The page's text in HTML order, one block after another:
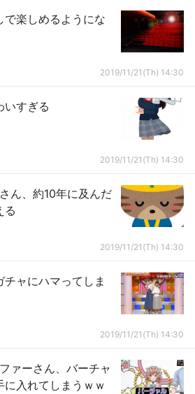
楽しめるようにな
2019/11/21(Th) 14:30
いすぎる
2019/11/21(Th) 14:30
ん、約10年に及んだ
る
2019/11/21(Th) 14:30
ャにハマってしま
2019/11/21(Th) 14:30
ァーさん、バーチャ
入れてしまうｗｗ